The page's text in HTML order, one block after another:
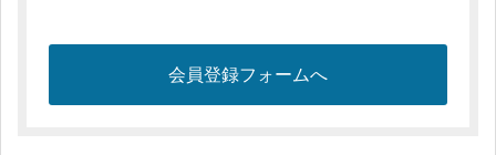
会員登録フォームへ